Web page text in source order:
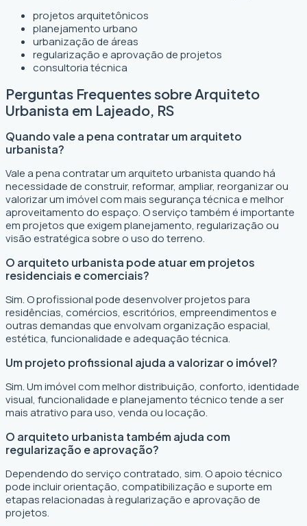
projetos arquitetônicos
planejamento urbano
urbanização de áreas
regularização e aprovação de projetos
consultoria técnica
Perguntas Frequentes sobre Arquiteto
Urbanista em Lajeado, RS
Quando vale a pena contratar um arquiteto
urbanista?
Vale a pena contratar um arquiteto urbanista quando há
necessidade de construir, reformar, ampliar, reorganizar ou
valorizar um imóvel com mais segurança técnica e melhor
aproveitamento do espaço. O serviço também é importante
em projetos que exigem planejamento, regularização ou
visão estratégica sobre o uso do terreno.
O arquiteto urbanista pode atuar em projetos
residenciais e comerciais?
Sim. O profissional pode desenvolver projetos para
residências, comércios, escritórios, empreendimentos e
outras demandas que envolvam organização espacial,
estética, funcionalidade e adequação técnica.
Um projeto profissional ajuda a valorizar o imóvel?
Sim. Um imóvel com melhor distribuição, conforto, identidade
visual, funcionalidade e planejamento técnico tende a ser
mais atrativo para uso, venda ou locação.
O arquiteto urbanista também ajuda com
regularização e aprovação?
Dependendo do serviço contratado, sim. O apoio técnico
pode incluir orientação, compatibilização e suporte em
etapas relacionadas à regularização e aprovação de
projetos.